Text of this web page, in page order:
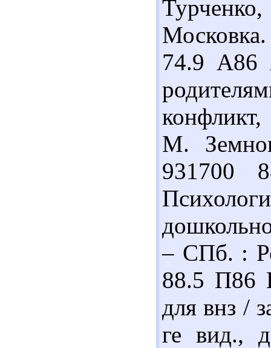
74.9 А86
М.
931700
– СПб. :
88.5 П86
для внз /
ге вид.,